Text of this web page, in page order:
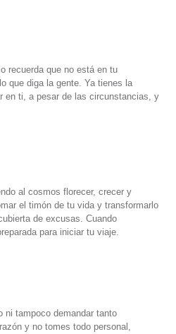
recuerda que no está en tu
que diga la gente. Ya tienes la
en ti, a pesar de las circunstancias, y
al cosmos florecer, crecer y
el timón de tu vida y transformarlo
de excusas. Cuando
para iniciar tu viaje.
ni tampoco demandar tanto
y no tomes todo personal,